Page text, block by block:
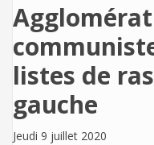
listes de
gauche
Jeudi 9 juillet 2020